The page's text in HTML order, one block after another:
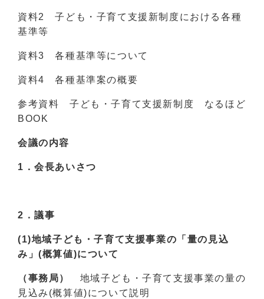
資料2 子ども・子育て支援新制度における各種
基準等
資料3 各種基準等について
資料4 各種基準案の概要
参考資料 子ども・子育て支援新制度 なるほど
BOOK
会議の内容
1．会長あいさつ
2．議事
(1)地域子ども・子育て支援事業の「量の見込
み」(概算値)について
（事務局） 地域子ども・子育て支援事業の量の
見込み(概算値)について説明